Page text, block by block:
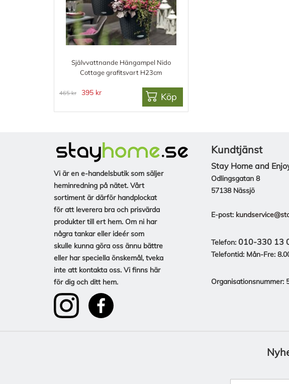
Självvattnande Hängampel Nido
Cottage grafitsvart H23cm
465 kr 395 kr Köp
Vi är en e-handelsbutik som säljer
heminredning på nätet. Vårt
sortiment är därför handplockat
för att leverera bra och prisvärda
produkter till ert hem. Om ni har
några tankar eller ideér som
skulle kunna göra oss ännu bättre
eller har speciella önskemål, tveka
inte att kontakta oss. Vi finns här
för dig och ditt hem.
Kundtjänst
Stay Home and
Odlingsgatan 8
57138 Nässjö
E-post:
Telefon: 010-330 13
Telefontid: Mån-Fre:
Organisationsnummer: